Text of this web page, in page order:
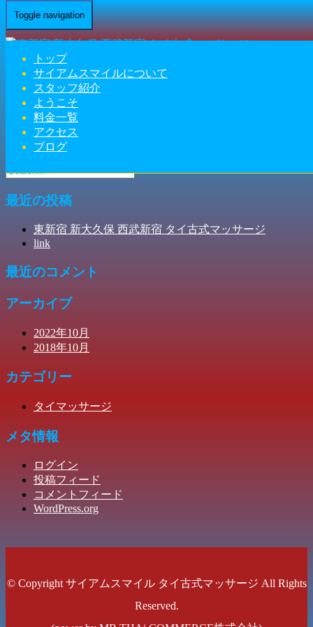
Toggle navigation
トップ
サイアムスマイルについて
スタッフ紹介
ようこそ
料金一覧
アクセス
ブログ
Home-ユナ(…
ユナ(Yuna)東新宿 新大久保 西武新宿 タイ古式マッサージ |
サイアムスマイル
最近の投稿
東新宿 新大久保 西武新宿 タイ古式マッサージ
link
最近のコメント
アーカイブ
2022年10月
2018年10月
カテゴリー
タイマッサージ
メタ情報
ログイン
投稿フィード
コメントフィード
WordPress.org
© Copyright サイアムスマイル タイ古式マッサージ All Rights
Reserved.